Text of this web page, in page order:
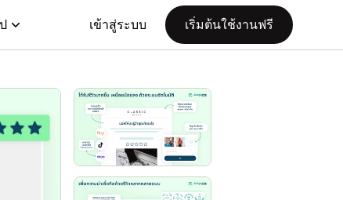
เข้าสู่ระบบ เริ่มต้นใช้งานฟรี